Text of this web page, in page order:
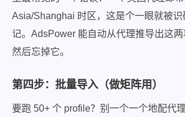
Asia/Shanghai 时区，这是个一眼就被
记。AdsPower 能自动从代理推导出这
然后忘掉它。
第四步：批量导入（做矩阵用）
要跑 50+ 个 profile？别一个一个地配代理